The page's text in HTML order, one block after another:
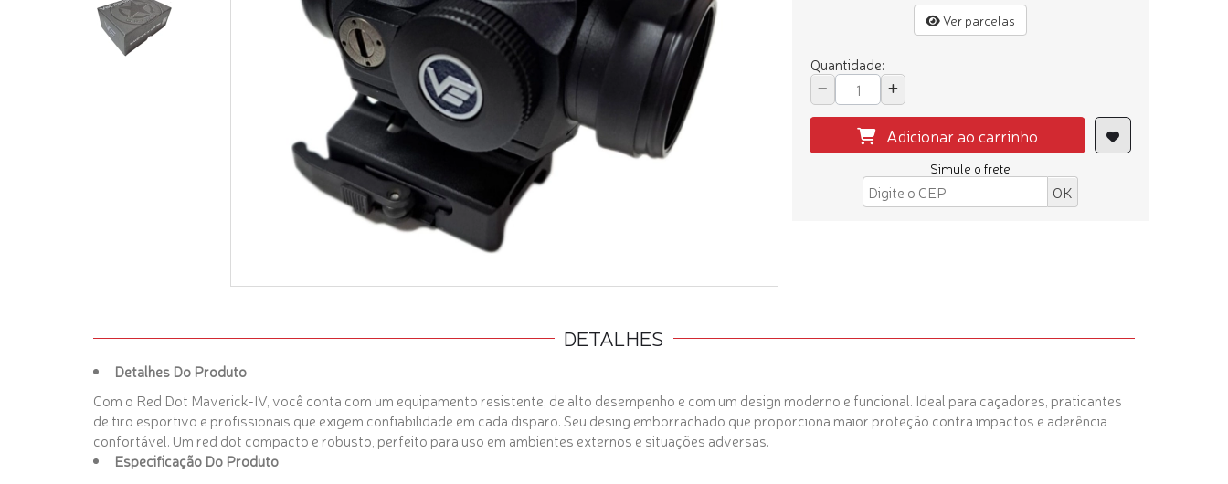
Ver parcelas
Quantidade:
Adicionar ao carrinho
Simule o frete
DETALHES
Detalhes Do Produto
Com o Red Dot Maverick-IV, você conta com um equipamento resistente , de alto desempenho e com um design moderno e funcional. Ideal para caçadores, praticantes
de tiro esportivo e profissionais que exigem confiabilidade em cada disparo. Seu desing emborrachado que proporciona maior proteção contra impactos e aderência
confortável. Um red dot compacto e robusto, perfeito para uso em ambientes externos e situações adversas.
Especificação Do Produto